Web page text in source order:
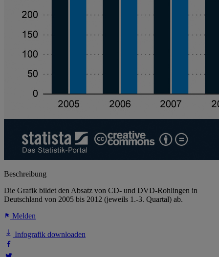
Beschreibung
Die Grafik bildet den Absatz von CD- und DVD-Rohlingen in
Deutschland von 2005 bis 2012 (jeweils 1.-3. Quartal) ab.
Melden
Infografik downloaden